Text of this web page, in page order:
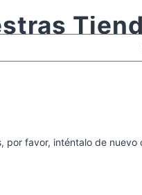
por favor, inténtalo de nuevo